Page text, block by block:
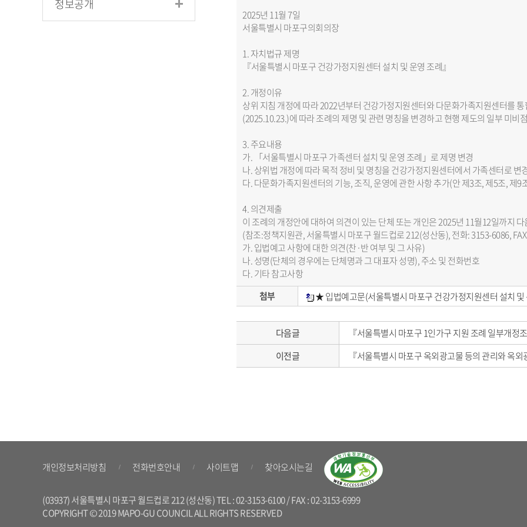
정보공개
2025년 11월 7일
서울특별시 마포구의회의장
1. 자치법규 제명
『서울특별시 마포구 건강가정지원센터 설치 및 운영 조례』
2. 개정이유
상위 지침 개정에 따라 2022년부터 건강가정지원센터와 다문화가족지원센터를
(2025.10.23.)에 따라 조례의 제명 및 관련 명칭을 변경하고 현행 제도의 일부 미비
3. 주요내용
가. 「서울특별시 마포구 가족센터 설치 및 운영 조례」로 제명 변경
나. 상위법 개정에 따라 목적 정비 및 명칭을 건강가정지원센터에서 가족센터로 변
다. 다문화가족지원센터의 기능, 조직, 운영에 관한 사항 추가(안 제3조, 제5조, 제9
4. 의견제출
이 조례의 개정안에 대하여 의견이 있는 단체 또는 개인은 2025년 11월12일까지
(참조:정책지원관, 서울특별시 마포구 월드컵로 212(성산동), 전화: 3153-6086,
가. 입법예고 사항에 대한 의견(찬·반 여부 및 그 사유)
나. 성명(단체의 경우에는 단체명과 그 대표자 성명), 주소 및 전화번호
다. 기타 참고사항
첨부
★ 입법예고문(서울특별시 마포구 건강가정지원센터 설치
다음글
『서울특별시 마포구 1인가구 지원 조례 일부개정
이전글
『서울특별시 마포구 옥외광고물 등의 관리와 옥
개인정보처리방침 전화번호안내 사이트맵 찾아오시는길
(03937) 서울특별시 마포구 월드컵로 212 (성산동) TEL : 02-3153-6100 / FAX : 02-3153-6999
COPYRIGHT © 2019 MAPO-GU COUNCIL ALL RIGHTS RESERVED